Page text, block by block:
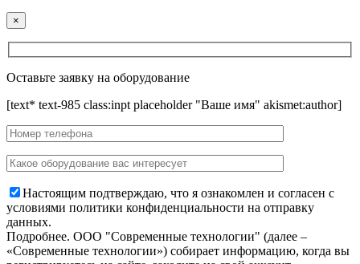
×
Оставьте заявку на оборудование
[text* text-985 class:inpt placeholder "Ваше имя" akismet:author]
Настоящим подтверждаю, что я ознакомлен и согласен с
условиями политики конфиденциальности на отправку
данных.
Подробнее. OOO "Современные технологии" (далее –
«Современные технологии») собирает информацию, когда вы